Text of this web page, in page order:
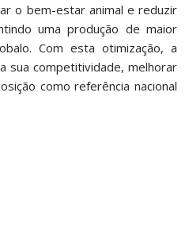
o bem-estar animal e reduzir
uma produção de maior
Com esta otimização, a
sua competitividade, melhorar
como referência nacional